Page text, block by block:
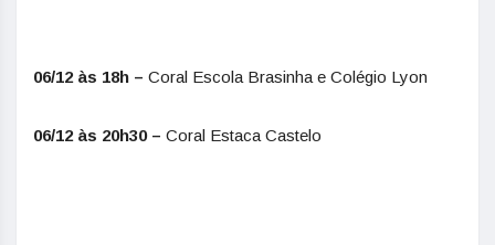
06/12 às 18h – Coral Escola Brasinha e Colégio Lyon
06/12 às 20h30 – Coral Estaca Castelo